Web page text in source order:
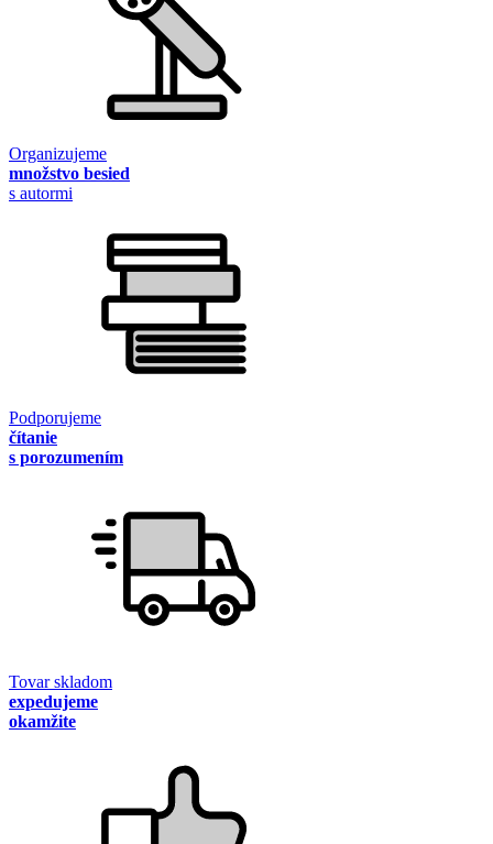
Organizujeme
množstvo besied
s autormi
Podporujeme
čítanie
s porozumením
Tovar skladom
expedujeme
okamžite